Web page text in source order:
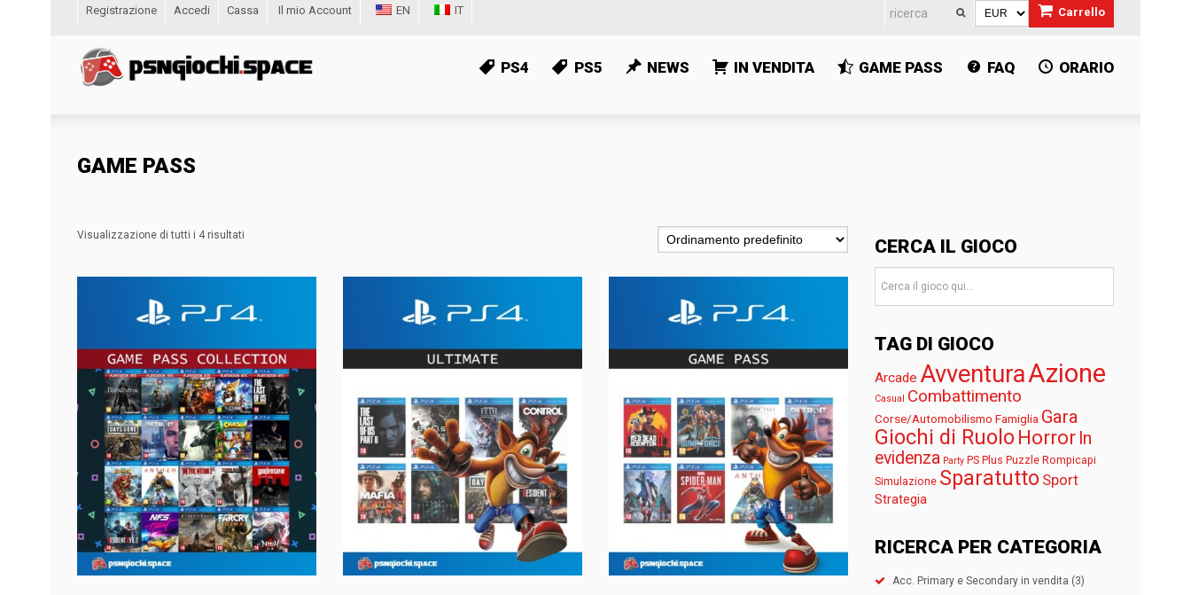
Registrazione Accedi Cassa Il mio Account EN IT Carrello
PS4 PS5 NEWS IN VENDITA GAME PASS FAQ ORARIO
GAME PASS
Visualizzazione di tutti i 4 risultati
CERCA IL GIOCO
TAG DI GIOCO
Arcade AvventuraAzione
Casual Combattimento
Corse/Automobilismo Famiglia Gara
Giochi di RuoloHorror In
evidenza Party PS Plus Puzzle Rompicapi
Simulazione Sparatutto Sport
Strategia
RICERCA PER CATEGORIA
Acc. Primary e Secondary in vendita (3)